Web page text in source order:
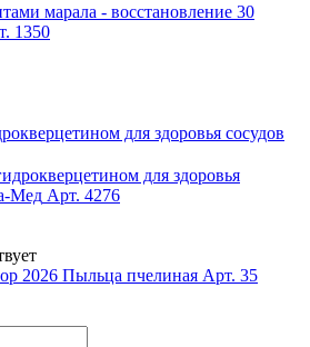
марала - восстановление 30
1350
для здоровья
Мед Арт. 4276
2026 Пыльца пчелиная Арт. 35